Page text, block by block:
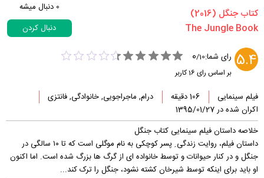
‏کتاب جنگل‏ (2016)
0 دنبال میشه
دنبال کردن
5.4 رای شما: 0/10
بر اساس رای 16کاربر
فیلم سینمایی 106 دقیقه
درام, ماجراجویی, خانوادگی, فانتزی
اکران شده در 1395/01/27
خلاصه داستان فیلم سینمایی کتاب جنگل
داستان فیلم، روایت زندگی ِ پسر کوچکی به نام موگلی است که تا ۱۰ سالگی در
جنگل و در کنار حیوانات و توسط خانواده ای از گرگ ها بزرگ شده است. اما اکنون
او باید برای اینکه توسط شیرخان کشته نشود، جنگل را ترک کند...